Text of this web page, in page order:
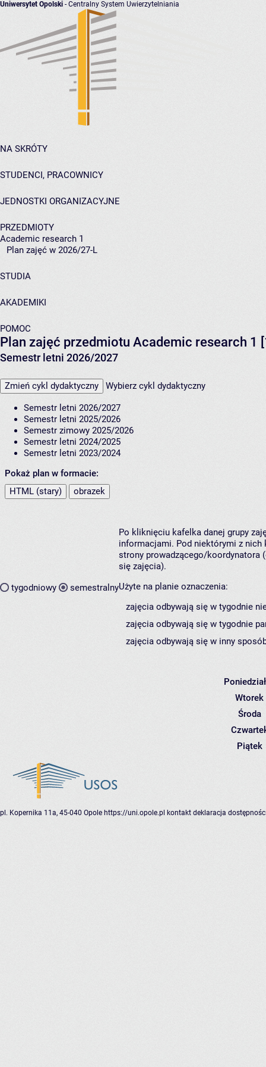
Uniwersytet Opolski - Centralny System Uwierzytelniania
NA SKRÓTY
STUDENCI, PRACOWNICY
JEDNOSTKI ORGANIZACYJNE
PRZEDMIOTY
Academic research 1
Plan zajęć w 2026/27-L
STUDIA
AKADEMIKI
POMOC
Plan zajęć przedmiotu Academic research 1
Semestr letni 2026/2027
Zmień cykl dydaktyczny Wybierz cykl dydaktyczny
Semestr letni 2026/2027
Semestr letni 2025/2026
Semestr zimowy 2025/2026
Semestr letni 2024/2025
Semestr letni 2023/2024
Pokaż plan w formacie:
HTML (stary)
obrazek
tygodniowy semestralny
Po kliknięciu kafelka danej grupy
informacjami. Pod niektórymi z nich
strony prowadzącego/koordynatora
się zajęcia).
Użyte na planie oznaczenia:
zajęcia odbywają się w tygodnie
zajęcia odbywają się w tygodnie
zajęcia odbywają się w inny
Wtorek
Środa
Piątek
pl. Kopernika 11a, 45-040 Opole https://uni.opole.pl kontakt deklaracja